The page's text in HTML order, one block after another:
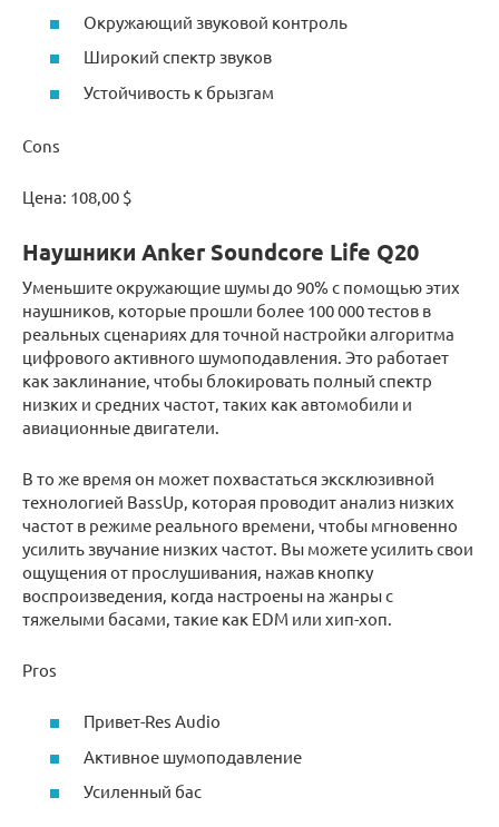
Окружающий звуковой контроль
Широкий спектр звуков
Устойчивость к брызгам
Cons
Цена: 108,00 $
Наушники Anker Soundcore Life Q20
Уменьшите окружающие шумы до 90% с помощью этих
наушников, которые прошли более 100 000 тестов в
реальных сценариях для точной настройки алгоритма
цифрового активного шумоподавления. Это работает
как заклинание, чтобы блокировать полный спектр
низких и средних частот, таких как автомобили и
авиационные двигатели.
В то же время он может похвастаться эксклюзивной
технологией BassUp, которая проводит анализ низких
частот в режиме реального времени, чтобы мгновенно
усилить звучание низких частот. Вы можете усилить свои
ощущения от прослушивания, нажав кнопку
воспроизведения, когда настроены на жанры с
тяжелыми басами, такие как EDM или хип-хоп.
Pros
Привет-Res Audio
Активное шумоподавление
Усиленный бас